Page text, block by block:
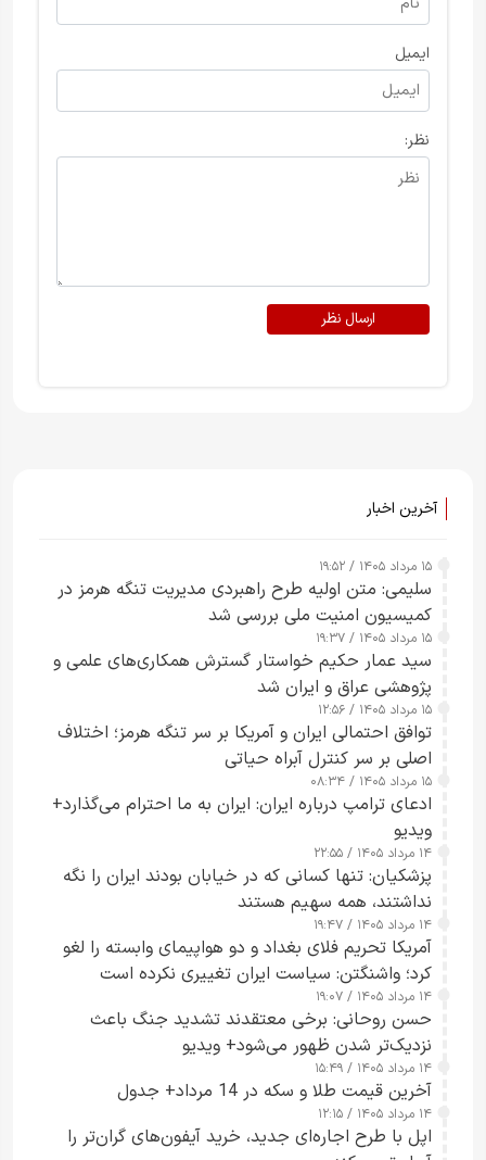
ایمیل
نظر:
ارسال نظر
آخرین اخبار
۱۵ مرداد ۱۴۰۵ / ۱۹:۵۲
سلیمی: متن اولیه طرح راهبردی مدیریت تنگه هرمز در
کمیسیون امنیت ملی بررسی شد
۱۵ مرداد ۱۴۰۵ / ۱۹:۳۷
سید عمار حکیم خواستار گسترش همکاری‌های علمی و
پژوهشی عراق و ایران شد
۱۵ مرداد ۱۴۰۵ / ۱۲:۵۶
توافق احتمالی ایران و آمریکا بر سر تنگه هرمز؛ اختلاف
اصلی بر سر کنترل آبراه حیاتی
۱۵ مرداد ۱۴۰۵ / ۰۸:۳۴
ادعای ترامپ درباره ایران: ایران به ما احترام می‌گذارد+
ویدیو
۱۴ مرداد ۱۴۰۵ / ۲۲:۵۵
پزشکیان: تنها کسانی که در خیابان بودند ایران را نگه
نداشتند، همه سهیم هستند
۱۴ مرداد ۱۴۰۵ / ۱۹:۴۷
آمریکا تحریم فلای بغداد و دو هواپیمای وابسته را لغو
کرد؛ واشنگتن: سیاست ایران تغییری نکرده است
۱۴ مرداد ۱۴۰۵ / ۱۹:۰۷
حسن روحانی: برخی معتقدند تشدید جنگ باعث
نزدیک‌تر شدن ظهور می‌شود+ ویدیو
۱۴ مرداد ۱۴۰۵ / ۱۵:۴۹
آخرین قیمت طلا و سکه در 14 مرداد+ جدول
۱۴ مرداد ۱۴۰۵ / ۱۲:۱۵
اپل با طرح اجاره‌ای جدید، خرید آیفون‌های گران‌تر را